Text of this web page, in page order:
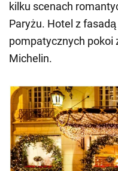
kilku scenach
Paryżu. Hotel z
pompatycznych pokoi
Michelin.